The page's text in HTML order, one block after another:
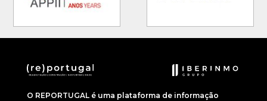
O REPORTUGAL é uma plataforma de informação